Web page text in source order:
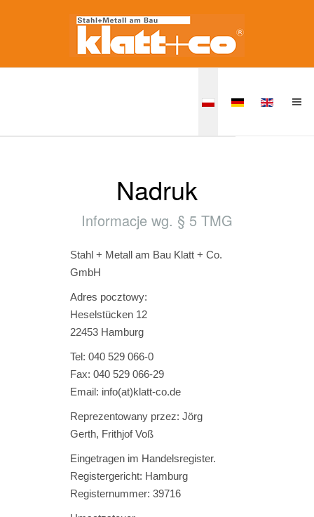
Nadruk
Informacje wg. § 5 TMG
Stahl + Metall am Bau Klatt + Co.
GmbH
Adres pocztowy:
Heselstücken 12
22453 Hamburg
Tel: 040 529 066-0
Fax: 040 529 066-29
Email: info(at)klatt-co.de
Reprezentowany przez: Jörg
Gerth, Frithjof Voß
Eingetragen im Handelsregister.
Registergericht: Hamburg
Registernummer: 39716